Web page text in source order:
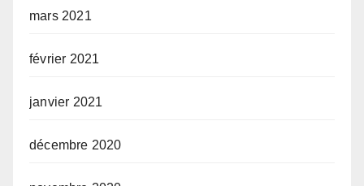
mars 2021
février 2021
janvier 2021
décembre 2020